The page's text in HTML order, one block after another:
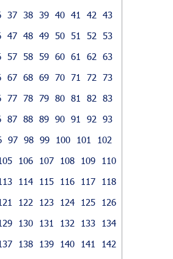
37 38 39 40 41 42
43
47 48 49 50 51 52
53
57 58 59 60 61 62
63
67 68 69 70 71 72
73
77 78 79 80 81 82
83
87 88 89 90 91 92
93
97 98 99 100 101
102
106 107 108 109
110
114 115 116 117
118
122 123 124 125
126
130 131 132 133
134
138 139 140 141
142